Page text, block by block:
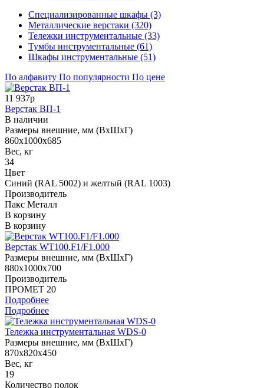
Cпециализированные шкафы (3)
Металлические верстаки (320)
Тележки инструментальные (33)
Тумбы инструментальные (61)
Шкафы инструментальные (51)
По алфавиту По популярности По цене
11 937р
Верстак ВП-1
В наличии
Размеры внешние, мм (ВхШхГ)
860х1000х685
Вес, кг
34
Цвет
Синий (RAL 5002) и желтый (RAL 1003)
Производитель
Пакс Металл
В корзину
В корзину
Верстак WT100.F1/F1.000
Размеры внешние, мм (ВхШхГ)
880x1000x700
Производитель
ПРОМЕТ 20
Подробнее
Подробнее
Тележка инструментальная WDS-0
Размеры внешние, мм (ВхШхГ)
870x820x450
Вес, кг
19
Количество полок